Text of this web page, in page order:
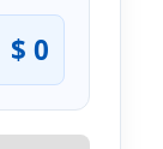
$ 0